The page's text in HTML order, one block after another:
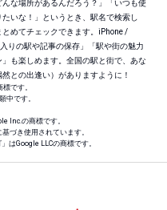
な場所があるんだろう？」「いつも使
いな！」というとき、駅名で検索し
めてチェックできます。iPhone /
りの駅や記事の保存」「駅や街の魅力
も楽しめます。全国の駅と街で、あな
との出逢い）がありますように！
です。
中です。
Inc.の商標です。
づき使用されています。
はGoogle LLCの商標です。